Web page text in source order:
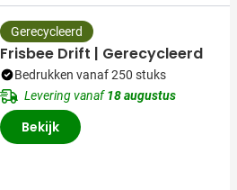
Gerecycleerd
Frisbee Drift | Gerecycleerd
Bedrukken vanaf 250 stuks
Levering vanaf18 augustus
Bekijk